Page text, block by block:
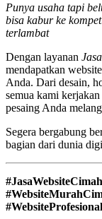
Punya usaha tapi
bisa kabur ke
terlambat
Dengan layanan
mendapatkan
Anda. Dari desain,
semua kami
pesaing Anda
Segera bergabung
bagian dari dunia